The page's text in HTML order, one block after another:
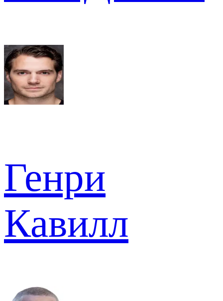
Генри
Кавилл